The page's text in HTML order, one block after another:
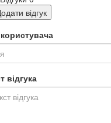
відгук
відгука